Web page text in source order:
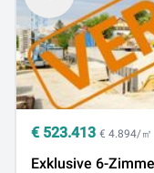
€ 523.413 € 4.894/㎡
Exklusive 6-